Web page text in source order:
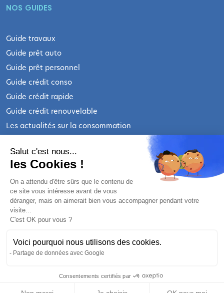
NOS GUIDES
Guide travaux
Guide prêt auto
Guide prêt personnel
Guide crédit conso
Guide crédit rapide
Guide crédit renouvelable
Les actualités sur la consommation
INFORMATIONS LÉGALES
Qui sommes-nous ?
Nous contacter
Mentions légales
Mentions légales prêt personnel
Politique de confidentialité
Nos partenaires bancaires
Salut c'est nous...
les Cookies !
On a attendu d'être sûrs que le contenu de
ce site vous intéresse avant de vous
déranger, mais on aimerait bien vous accompagner pendant votre
visite...
C'est OK pour vous ?
Voici pourquoi nous utilisons des cookies.
Partage de données avec Google
Consentements certifiés par